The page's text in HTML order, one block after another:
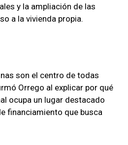
y la ampliación de las
a la vivienda propia.
son el centro de todas
Orrego al explicar por qué
ocupa un lugar destacado
financiamiento que busca